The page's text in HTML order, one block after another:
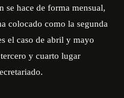
se hace de forma mensual,
colocado como la segunda
el caso de abril y mayo
y cuarto lugar